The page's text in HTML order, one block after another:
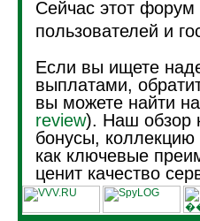
Сейчас этот форум
пользователей и
Если вы ищете
выплатами,
вы можете найти на
review). Наш обзор
бонусы, коллекцию
как ключевые
ценит качество